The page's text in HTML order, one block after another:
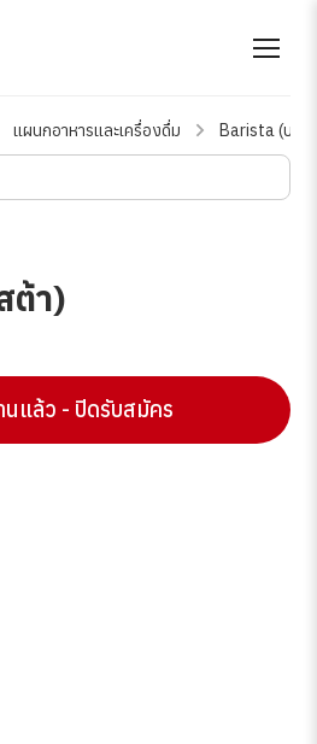
แผนกอาหารและเครื่องดื่ม Barista (บาริ
ต้า)
นแล้ว - ปิดรับสมัคร